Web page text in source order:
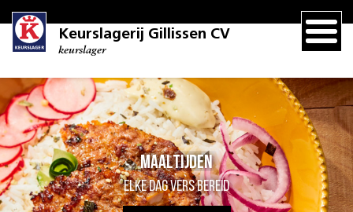
Keurslagerij Gillissen CV
keurslager
Maaltijden
Elke dag vers bereid